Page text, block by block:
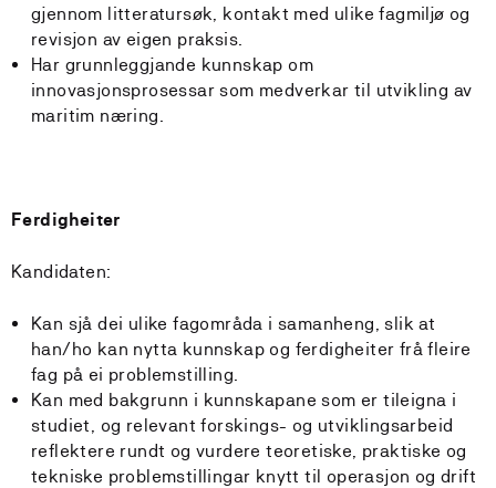
gjennom litteratursøk, kontakt med ulike fagmiljø og
revisjon av eigen praksis.
Har grunnleggjande kunnskap om
innovasjonsprosessar som medverkar til utvikling av
maritim næring.
Ferdigheiter
Kandidaten:
Kan sjå dei ulike fagområda i samanheng, slik at
han/ho kan nytta kunnskap og ferdigheiter frå fleire
fag på ei problemstilling.
Kan med bakgrunn i kunnskapane som er tileigna i
studiet, og relevant forskings- og utviklingsarbeid
reflektere rundt og vurdere teoretiske, praktiske og
tekniske problemstillingar knytt til operasjon og drift